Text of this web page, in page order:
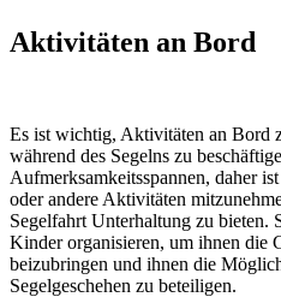
Aktivitäten an Bord
Es ist wichtig, Aktivitäten an Bord
während des Segelns zu
Aufmerksamkeitsspannen, daher
oder andere Aktivitäten
Segelfahrt Unterhaltung zu bieten.
Kinder organisieren, um ihnen die
beizubringen und ihnen die
Segelgeschehen zu beteiligen.